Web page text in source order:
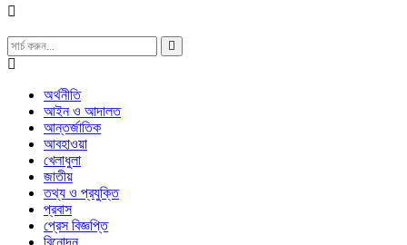
অর্থনীতি
আইন ও আদালত
আন্তর্জাতিক
আবহাওয়া
খেলাধুলা
জাতীয়
তথ্য ও প্রযুক্তি
প্রবাস
প্রেস বিজ্ঞপ্তি
বিনোদন